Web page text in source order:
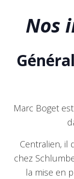
Nos
Marc Boget
Centralien, il
chez
la mise en